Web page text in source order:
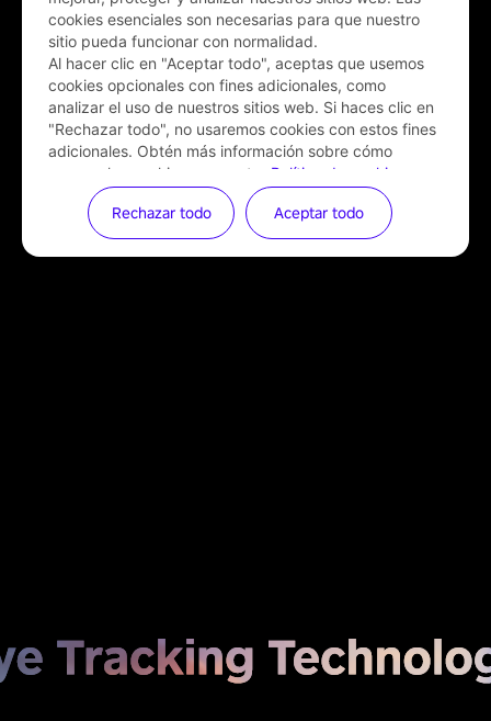
cookies esenciales son necesarias para que nuestro
sitio pueda funcionar con normalidad.
Al hacer clic en "Aceptar todo", aceptas que usemos
cookies opcionales con fines adicionales, como
analizar el uso de nuestros sitios web. Si haces clic en
"Rechazar todo", no usaremos cookies con estos fines
adicionales. Obtén más información sobre cómo
usamos las cookies en nuestra Política de cookies
Puedesgestionar tus cookiesen cualquier momento.
Rechazar todo Aceptar todo